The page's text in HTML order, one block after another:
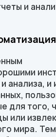
и
анализа, и
для того,
или
мира.